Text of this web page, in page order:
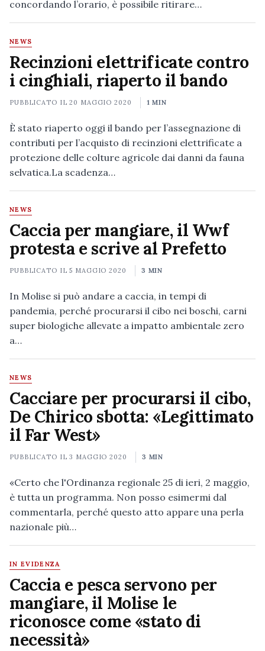
concordando l’orario, è possibile ritirare…
NEWS
Recinzioni elettrificate contro
i cinghiali, riaperto il bando
PUBBLICATO IL20 MAGGIO 2020 1 MIN
È stato riaperto oggi il bando per l’assegnazione di
contributi per l’acquisto di recinzioni elettrificate a
protezione delle colture agricole dai danni da fauna
selvatica.La scadenza…
NEWS
Caccia per mangiare, il Wwf
protesta e scrive al Prefetto
PUBBLICATO IL5 MAGGIO 2020 3 MIN
In Molise si può andare a caccia, in tempi di
pandemia, perché procurarsi il cibo nei boschi, carni
super biologiche allevate a impatto ambientale zero
a…
NEWS
Cacciare per procurarsi il cibo,
De Chirico sbotta: «Legittimato
il Far West»
PUBBLICATO IL3 MAGGIO 2020 3 MIN
«Certo che l'Ordinanza regionale 25 di ieri, 2 maggio,
è tutta un programma. Non posso esimermi dal
commentarla, perché questo atto appare una perla
nazionale più…
IN EVIDENZA
Caccia e pesca servono per
mangiare, il Molise le
riconosce come «stato di
necessità»